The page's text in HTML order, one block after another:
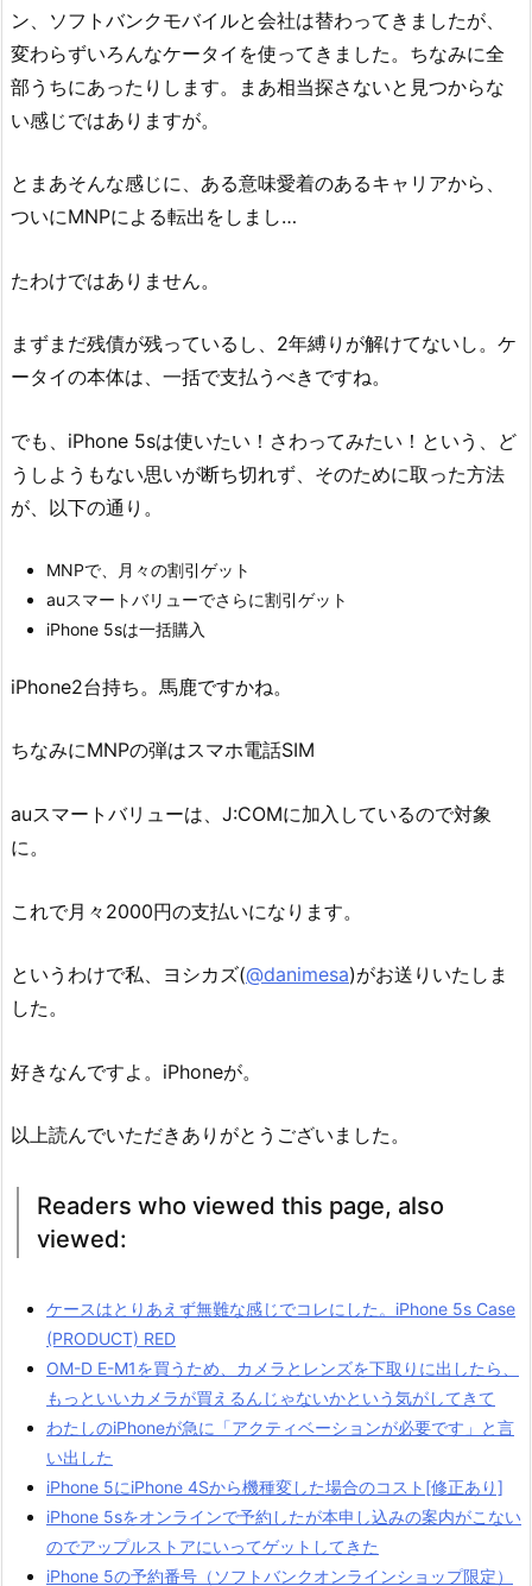
ン、ソフトバンクモバイルと会社は替わってきましたが、
変わらずいろんなケータイを使ってきました。ちなみに全
部うちにあったりします。まあ相当探さないと見つからな
い感じではありますが。
とまあそんな感じに、ある意味愛着のあるキャリアから、
ついにMNPによる転出をしまし…
たわけではありません。
まずまだ残債が残っているし、2年縛りが解けてないし。ケ
ータイの本体は、一括で支払うべきですね。
でも、iPhone 5sは使いたい！さわってみたい！という、ど
うしようもない思いが断ち切れず、そのために取った方法
が、以下の通り。
MNPで、月々の割引ゲット
auスマートバリューでさらに割引ゲット
iPhone 5sは一括購入
iPhone2台持ち。馬鹿ですかね。
ちなみにMNPの弾はスマホ電話SIM
auスマートバリューは、J:COMに加入しているので対象
に。
これで月々2000円の支払いになります。
というわけで私、ヨシカズ(@danimesa)がお送りいたしま
した。
好きなんですよ。iPhoneが。
以上読んでいただきありがとうございました。
Readers who viewed this page, also
viewed:
ケースはとりあえず無難な感じでコレにした。iPhone 5s Case
(PRODUCT) RED
OM-D E-M1を買うため、カメラとレンズを下取りに出したら、
もっといいカメラが買えるんじゃないかという気がしてきて
わたしのiPhoneが急に「アクティベーションが必要です」と言
い出した
iPhone 5にiPhone 4Sから機種変した場合のコスト[修正あり]
iPhone 5sをオンラインで予約したが本申し込みの案内がこない
のでアップルストアにいってゲットしてきた
iPhone 5の予約番号（ソフトバンクオンラインショップ限定）